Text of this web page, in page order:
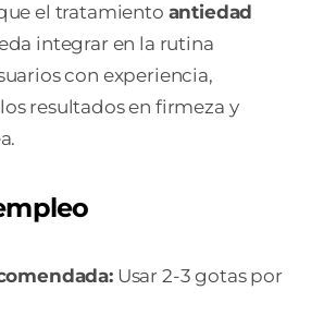
el tratamiento antiedad
integrar en la rutina
con experiencia,
resultados en firmeza y
Usar 2-3 gotas por